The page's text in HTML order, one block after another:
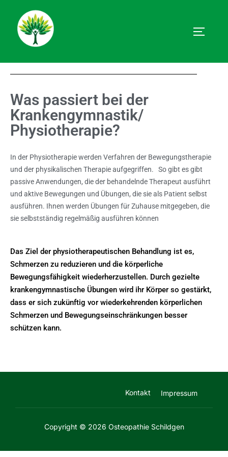
Was passiert bei der
Krankengymnastik/
Physiotherapie?
In der Physiotherapie werden Verfahren der Bewegungstherapie
und der physikalischen Therapie aufgegriffen. So gibt es gibt
passive Anwendungen, die der behandelnde Therapeut ausführt
und aktive Bewegungen und Übungen, die sie als Patient selbst
ausführen. Ihnen werden Übungen für Zuhause mitgegeben, die
sie selbstständig regelmäßig ausführen können
Das Ziel der physiotherapeutischen Behandlung ist es,
Schmerzen zu reduzieren und die körperliche
Bewegungsfähigkeit wiederherzustellen. Durch gezielte
krankengymnastische Übungen wird ihr Körper so gestärkt,
dass er sich zukünftig vor wiederkehrenden körperlichen
Schmerzen und Bewegungseinschränkungen besser
schützen kann.
Impressum
Kontakt
Copyright © 2026 Osteopathie Schildgen